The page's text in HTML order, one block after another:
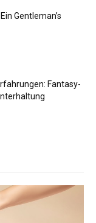
Gentleman’s
Fantasy-